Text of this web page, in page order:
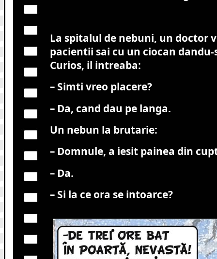
La spitalul de nebuni, un doctor
pacientii sai cu un ciocan dandu-
Curios, il intreaba:
– Simti vreo placere?
– Da, cand dau pe langa.
Un nebun la brutarie:
– Domnule, a iesit painea din
– Da.
– Si la ce ora se intoarce?